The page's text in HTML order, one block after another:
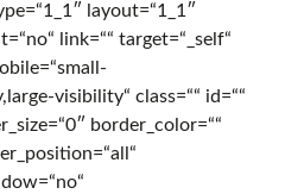
layout=“1_1″
link=““ target=“_self“
visibility“ class=““ id=““
border_color=““